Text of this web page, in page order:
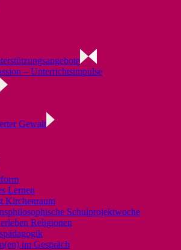
– Unterrichtsimpulse
Gewalt
Lernen
Kirchenraum
Schulprojektwoche
Religionen
im Gespräch